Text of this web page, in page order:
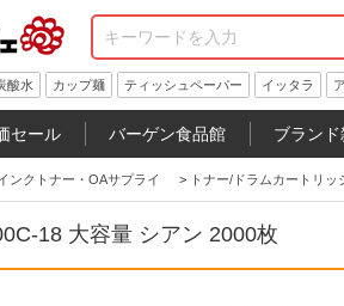
酸水 カップ麺 ティッシュペーパー イッタラ
セール バーゲン食品館 ブラン
ンクトナー・OAサプライ > トナー/ドラムカートリッ
18 大容量 シアン 2000枚